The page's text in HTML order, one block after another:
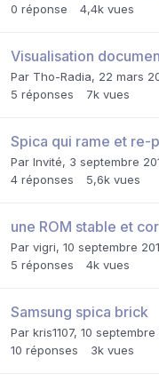
0 réponse 4,4k vues
Visualisation
Par Tho-Radia, 22 mars
5 réponses 7k vues
Spica qui rame et re-
Par Invité, 3 septembre
4 réponses 5,6k vues
une ROM stable et
Par vigri, 10 septembre
5 réponses 4k vues
Samsung spica brick
Par kris1107, 10 septembre
10 réponses 3k vues